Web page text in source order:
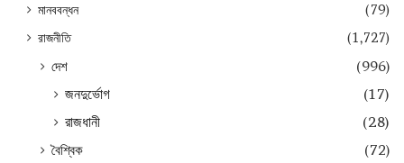
মানববন্ধন
(79)
রাজনীতি
(1,727)
দেশ
(996)
জনদুর্ভোগ
(17)
রাজধানী
(28)
বৈশ্বিক
(72)